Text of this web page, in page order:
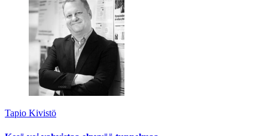
Tapio Kivistö